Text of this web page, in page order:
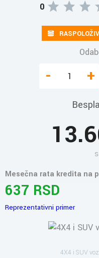
0
- +
Mesečna rata kredita na
637 RSD
Reprezentativni primer
4X4 i SUV